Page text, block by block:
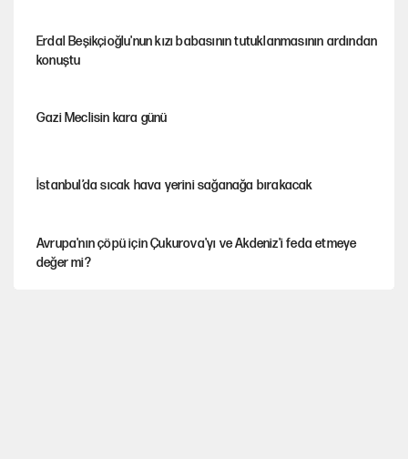
Erdal Beşikçioğlu'nun kızı babasının tutuklanmasının ardından
konuştu
Gazi Meclisin kara günü
İstanbul’da sıcak hava yerini sağanağa bırakacak
Avrupa'nın çöpü için Çukurova'yı ve Akdeniz'i feda etmeye
değer mi?